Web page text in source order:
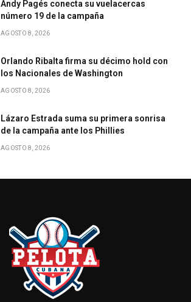
Andy Pagés conecta su vuelacercas
número 19 de la campaña
AGOSTO 8, 2026
Orlando Ribalta firma su décimo hold con
los Nacionales de Washington
AGOSTO 8, 2026
Lázaro Estrada suma su primera sonrisa
de la campaña ante los Phillies
AGOSTO 8, 2026